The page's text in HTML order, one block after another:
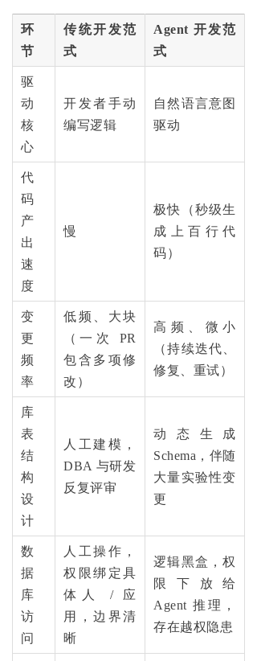
环
节
传统开发范
式
Agent 开发范
式
驱
动
核
心
开发者手动
编写逻辑
自然语言意图
驱动
代
码
产
出
速
度
慢
极快（秒级生
成上百行代
码）
变
更
频
率
低频、大块
（一次 PR
包含多项修
改）
高频、微小
（持续迭代、
修复、重试）
库
表
结
构
设
计
人工建模，
DBA 与研发
反复评审
动态生成
Schema，伴随
大量实验性变
更
数
据
库
访
问
人工操作，
权限绑定具
体人 / 应
用，边界清
晰
逻辑黑盒，权
限下放给
Agent 推理，
存在越权隐患